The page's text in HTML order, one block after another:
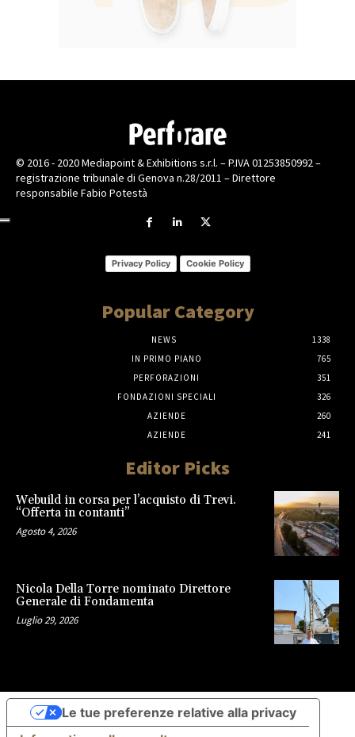
© 2016 - 2020 Mediapoint & Exhibitions s.r.l. – P.IVA 01253850992 –
registrazione tribunale di Genova n.28/2011 – Direttore
responsabile Fabio Potestà
Privacy Policy Cookie Policy
Popular Category
NEWS
1338
IN PRIMO PIANO
765
PERFORAZIONI
351
FONDAZIONI SPECIALI
326
AZIENDE
260
AZIENDE
241
Editor Picks
Webuild in corsa per l’acquisto di Trevi.
“Offerta in contanti”
Agosto 4, 2026
Nicola Della Torre nominato Direttore
Generale di Fondamenta
Luglio 29, 2026
Le tue preferenze relative alla privacy